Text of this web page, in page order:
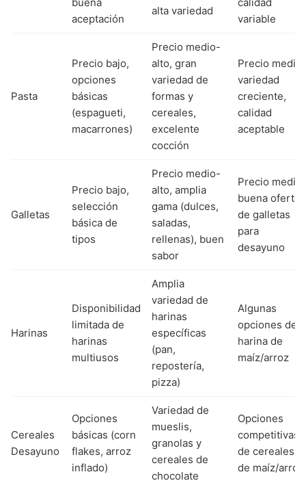
aceptación
alta variedad
variable
Pasta
Precio bajo,
opciones
básicas
(espagueti,
macarrones)
Precio medio-
alto, gran
variedad de
formas y
cereales,
excelente
cocción
Precio medio,
variedad
creciente,
calidad
aceptable
Galletas
Precio bajo,
selección
básica de
tipos
Precio medio-
alto, amplia
gama (dulces,
saladas,
rellenas), buen
sabor
Precio medio,
buena oferta
de galletas
para
desayuno
Harinas
Disponibilidad
limitada de
harinas
multiusos
Amplia
variedad de
harinas
específicas
(pan,
repostería,
pizza)
Algunas
opciones de
harina de
maíz/arroz
Cereales
Desayuno
Opciones
básicas (corn
flakes, arroz
inflado)
Variedad de
mueslis,
granolas y
cereales de
chocolate
Opciones
competitivas
de cereales
de maíz/arroz